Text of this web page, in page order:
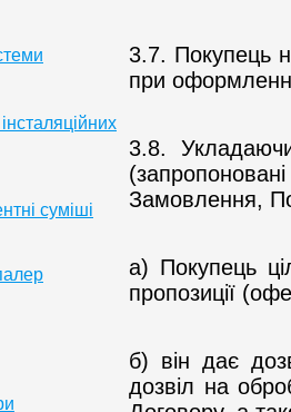
3.7. Покупець
при
3.8.
Замовлення,
а) Покупець
пропозиції
б) він дає
дозвіл на
суміші